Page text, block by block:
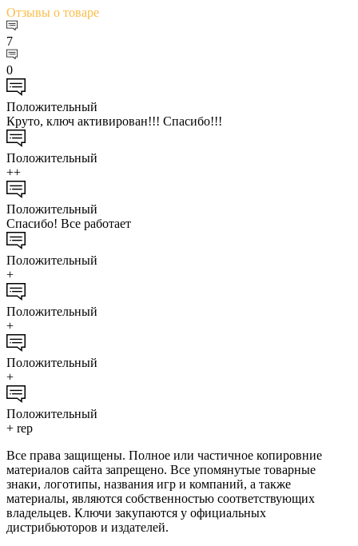
Отзывы о товаре
7
0
Положительный
Круто, ключ активирован!!! Спасибо!!!
Положительный
++
Положительный
Спасибо! Все работает
Положительный
+
Положительный
+
Положительный
+
Положительный
+ rep
Все права защищены. Полное или частичное копировние
материалов сайта запрещено. Все упомянутые товарные
знаки, логотипы, названия игр и компаний, а также
материалы, являются собственностью соответствующих
владельцев. Ключи закупаются у официальных
дистрибьюторов и издателей.